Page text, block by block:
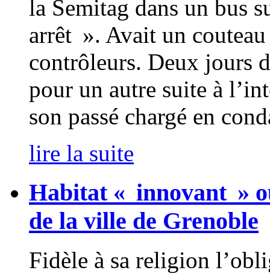
la Semitag dans un bus
arrêt ». Avait un
contrôleurs. Deux jours
pour un autre suite à
son passé chargé en
lire la suite
Habitat « innovant »
de la ville de Grenoble
Fidèle à sa religion